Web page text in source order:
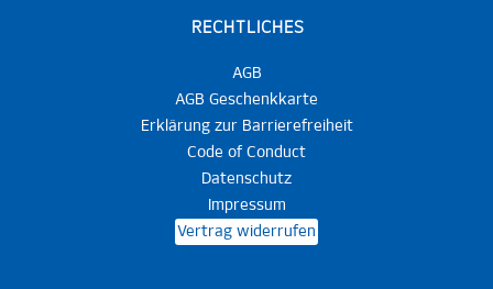
RECHTLICHES
AGB
AGB Geschenkkarte
Erklärung zur Barrierefreiheit
Code of Conduct
Datenschutz
Impressum
Vertrag widerrufen